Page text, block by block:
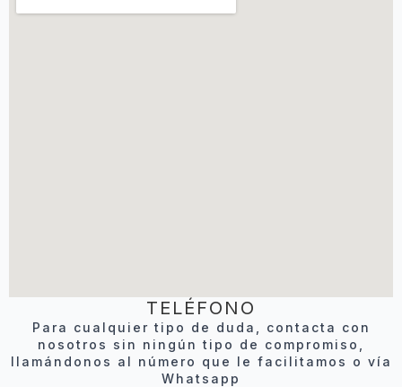
TELÉFONO
Para cualquier tipo de duda, contacta con
nosotros sin ningún tipo de compromiso,
llamándonos al número que le facilitamos o vía
Whatsapp